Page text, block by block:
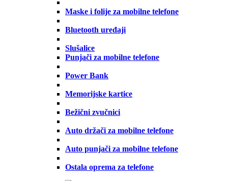
Maske i folije za mobilne telefone
Bluetooth uređaji
Slušalice
Punjači za mobilne telefone
Power Bank
Memorijske kartice
Bežični zvučnici
Auto držači za mobilne telefone
Auto punjači za mobilne telefone
Ostala oprema za telefone